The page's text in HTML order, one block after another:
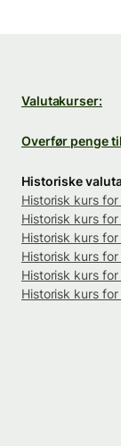
Valutakurser:
Overfør penge
Historiske
Historisk kurs for
Historisk kurs for
Historisk kurs for
Historisk kurs for
Historisk kurs for
Historisk kurs for